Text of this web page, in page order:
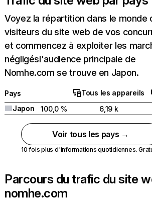
Voyez la répartition dans le monde
visiteurs du site web de vos
et commencez à exploiter les
négligésl'audience principale de
Nomhe.com se trouve en Japon.
Pays
Tous les appareils
Japon
100,0 % 6,19 k
Voir tous les pays →
10 fois plus d'informations quotidiennes.
Parcours du trafic du site
nomhe.com